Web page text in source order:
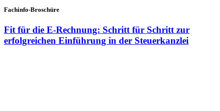
Fachinfo-Broschüre
Fit für die E-Rechnung: Schritt für Schritt zur
erfolgreichen Einführung in der Steuerkanzlei